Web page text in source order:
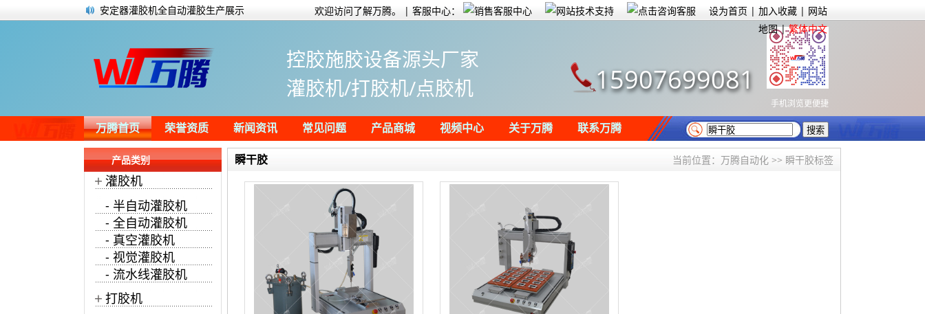
安定器灌胶机全自动灌胶生产展示
纸品包装行业双头热胶点胶机
点胶设备实力榜第一名！万腾灌胶机开门红
点胶上围条刮边除泡一体机生产作业过程
电路板点胶一般用什么胶水？
多头灌胶机为太阳能光伏板喷涂水晶胶
欢迎访问了解万腾。 | 客服中心： 设为首页 | 加入收藏 | 网站
地图|繁体中文
15907699081
手机浏览更便捷
控胶施胶设备源头厂家
灌胶机/打胶机/点胶机
万腾首页 荣誉资质 新闻资讯 常见问题 产品商城 视频中心 关于万腾 联系万腾
瞬干胶 当前位置： 万腾自动化 >> 瞬干胶标签
产品类别
+ 灌胶机
- 半自动灌胶机
- 全自动灌胶机
- 真空灌胶机
- 视觉灌胶机
- 流水线灌胶机
+ 打胶机